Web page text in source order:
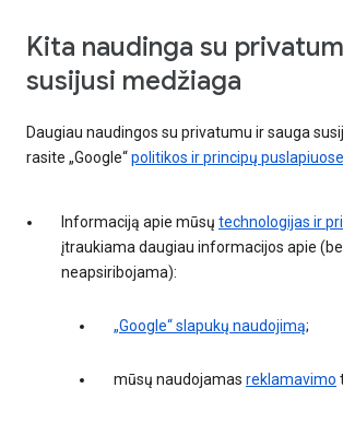
Kita naudinga su
susijusi medžiaga
Daugiau naudingos su privatumu ir sauga
rasite „Google“politikos ir principų puslapiuose
Informaciją apie mūsų technologijas ir
įtraukiama daugiau informacijos apie
neapsiribojama):
„Google“ slapukų naudojimą;
mūsų naudojamas reklamavimo